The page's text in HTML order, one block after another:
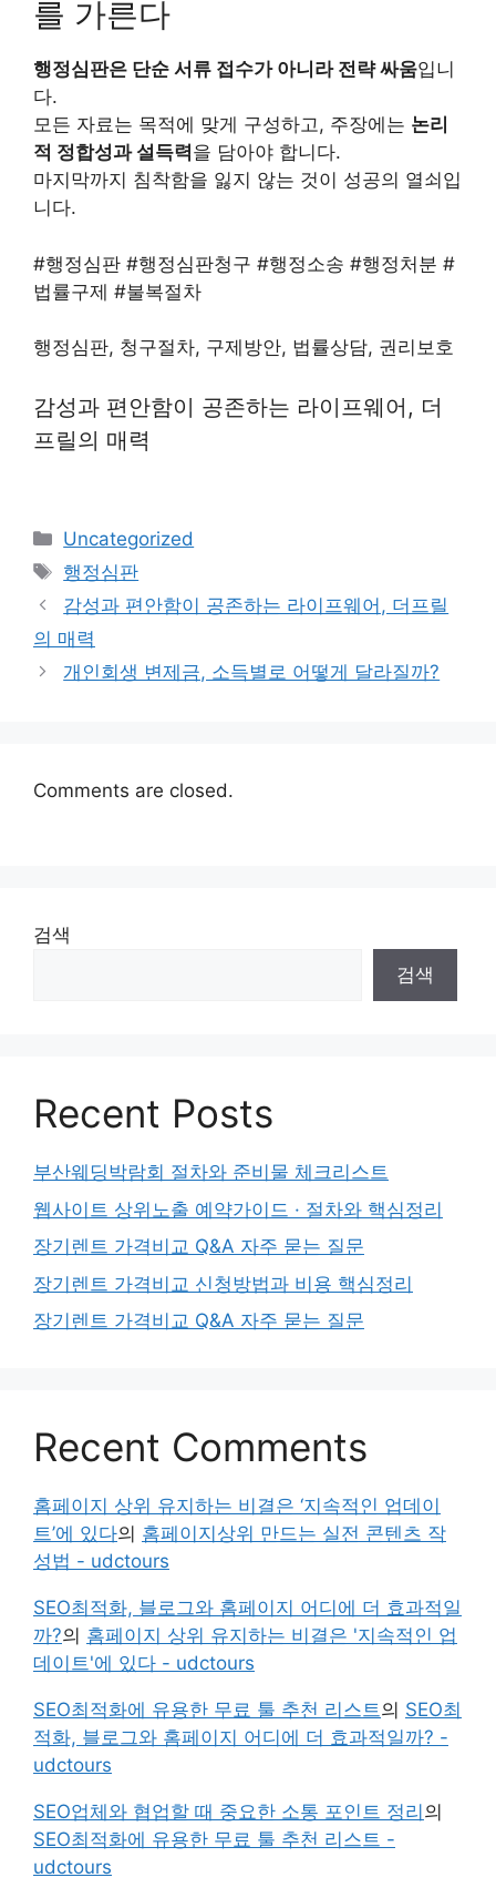
를 가른다
행정심판은 단순 서류 접수가 아니라 전략 싸움입니
다.
모든 자료는 목적에 맞게 구성하고, 주장에는 논리
적 정합성과 설득력을 담아야 합니다.
마지막까지 침착함을 잃지 않는 것이 성공의 열쇠입
니다.
#행정심판 #행정심판청구 #행정소송 #행정처분 #
법률구제 #불복절차
행정심판, 청구절차, 구제방안, 법률상담, 권리보호
감성과 편안함이 공존하는 라이프웨어, 더
프릴의 매력
Categories
Uncategorized
Tags
행정심판
감성과 편안함이 공존하는 라이프웨어, 더프릴
의 매력
개인회생 변제금, 소득별로 어떻게 달라질까?
Comments are closed.
검색
검색
Recent Posts
부산웨딩박람회 절차와 준비물 체크리스트
웹사이트 상위노출 예약가이드 · 절차와 핵심정리
장기렌트 가격비교 Q&A 자주 묻는 질문
장기렌트 가격비교 신청방법과 비용 핵심정리
장기렌트 가격비교 Q&A 자주 묻는 질문
Recent Comments
홈페이지 상위 유지하는 비결은 ‘지속적인 업데이
트’에 있다의 홈페이지상위 만드는 실전 콘텐츠 작
성법 - udctours
SEO최적화, 블로그와 홈페이지 어디에 더 효과적일
까?의 홈페이지 상위 유지하는 비결은 '지속적인 업
데이트'에 있다 - udctours
SEO최적화에 유용한 무료 툴 추천 리스트의 SEO최
적화, 블로그와 홈페이지 어디에 더 효과적일까? -
udctours
SEO업체와 협업할 때 중요한 소통 포인트 정리 의
SEO최적화에 유용한 무료 툴 추천 리스트 -
udctours